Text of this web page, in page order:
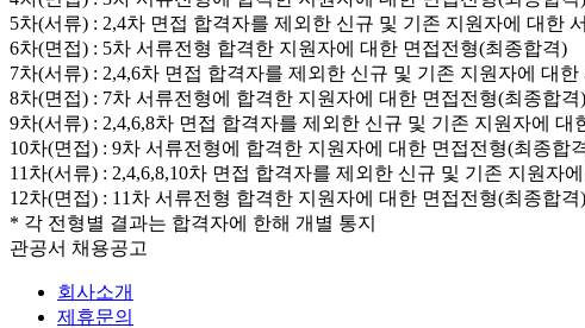
5차(서류) : 2,4차 면접 합격자를 제외한 신규 및 기존 지원자에 대한
6차(면접) : 5차 서류전형 합격한 지원자에 대한 면접전형(최종합격)
7차(서류) : 2,4,6차 면접 합격자를 제외한 신규 및 기존 지원자에 대
8차(면접) : 7차 서류전형에 합격한 지원자에 대한 면접전형(최종합격)
9차(서류) : 2,4,6,8차 면접 합격자를 제외한 신규 및 기존 지원자에 대
10차(면접) : 9차 서류전형에 합격한 지원자에 대한 면접전형(최종합
11차(서류) : 2,4,6,8,10차 면접 합격자를 제외한 신규 및 기존 지원자
12차(면접) : 11차 서류전형 합격한 지원자에 대한 면접전형(최종합격)
* 각 전형별 결과는 합격자에 한해 개별 통지
관공서 채용공고
회사소개
제휴문의